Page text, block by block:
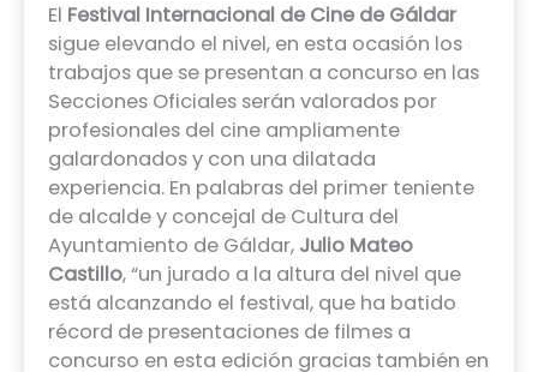
El Festival Internacional de Cine de Gáldar
sigue elevando el nivel, en esta ocasión los
trabajos que se presentan a concurso en las
Secciones Oficiales serán valorados por
profesionales del cine ampliamente
galardonados y con una dilatada
experiencia. En palabras del primer teniente
de alcalde y concejal de Cultura del
Ayuntamiento de Gáldar, Julio Mateo
Castillo, “un jurado a la altura del nivel que
está alcanzando el festival, que ha batido
récord de presentaciones de filmes a
concurso en esta edición gracias también en